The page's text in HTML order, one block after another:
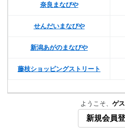
奈良まなびや
せんだいまなびや
新潟あがのまなびや
藤枝ショッピングストリート
ようこそ、 ゲ
新規会員